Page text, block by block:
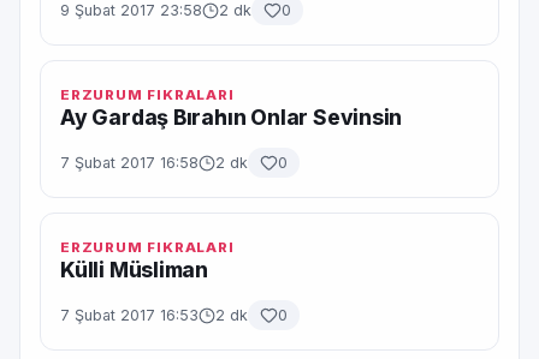
9 Şubat 2017 23:58 2 dk 0
ERZURUM FIKRALARI
Ay Gardaş Bırahın Onlar Sevinsin
7 Şubat 2017 16:58 2 dk 0
ERZURUM FIKRALARI
Külli Müsliman
7 Şubat 2017 16:53 2 dk 0